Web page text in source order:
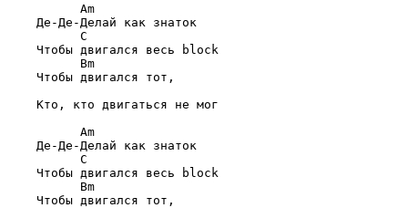
      Am
    Де-Де-Делай как знаток
      C
    Чтобы двигался весь block
      Bm
    Чтобы двигался тот,
    Кто, кто двигаться не мог
      Am
    Де-Де-Делай как знаток
      C
    Чтобы двигался весь block
      Bm
    Чтобы двигался тот,